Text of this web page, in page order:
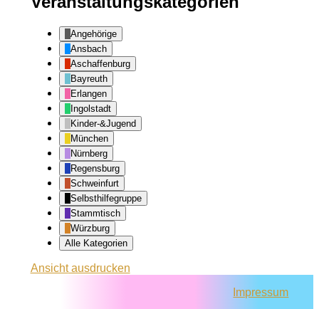
Angehörige
Ansbach
Aschaffenburg
Bayreuth
Erlangen
Ingolstadt
Kinder-&Jugend
München
Nürnberg
Regensburg
Schweinfurt
Selbsthilfegruppe
Stammtisch
Würzburg
Alle Kategorien
Ansichtausdrucken
Impressum